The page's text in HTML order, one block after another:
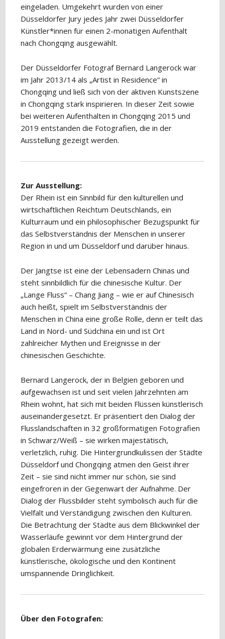
eingeladen. Umgekehrt wurden von einer
Düsseldorfer Jury jedes Jahr zwei Düsseldorfer
Künstler*innen für einen 2-monatigen Aufenthalt
nach Chongqing ausgewählt.
Der Düsseldorfer Fotograf Bernard Langerock war
im Jahr 2013/14 als „Artist in Residence“ in
Chongqing und ließ sich von der aktiven Kunstszene
in Chongqing stark inspirieren. In dieser Zeit sowie
bei weiteren Aufenthalten in Chongqing 2015 und
2019 entstanden die Fotografien, die in der
Ausstellung gezeigt werden.
Zur Ausstellung:
Der Rhein ist ein Sinnbild für den kulturellen und
wirtschaftlichen Reichtum Deutschlands, ein
Kulturraum und ein philosophischer Bezugspunkt für
das Selbstverständnis der Menschen in unserer
Region in und um Düsseldorf und darüber hinaus.
Der Jangtse ist eine der Lebensadern Chinas und
steht sinnbildlich für die chinesische Kultur. Der
„Lange Fluss“ – Chang Jiang – wie er auf Chinesisch
auch heißt, spielt im Selbstverständnis der
Menschen in China eine große Rolle, denn er teilt das
Land in Nord- und Südchina ein und ist Ort
zahlreicher Mythen und Ereignisse in der
chinesischen Geschichte.
Bernard Langerock, der in Belgien geboren und
aufgewachsen ist und seit vielen Jahrzehnten am
Rhein wohnt, hat sich mit beiden Flüssen künstlerisch
auseinandergesetzt. Er präsentiert den Dialog der
Flusslandschaften in 32 großformatigen Fotografien
in Schwarz/Weiß – sie wirken majestätisch,
verletzlich, ruhig. Die Hintergrundkulissen der Städte
Düsseldorf und Chongqing atmen den Geist ihrer
Zeit – sie sind nicht immer nur schön, sie sind
eingefroren in der Gegenwart der Aufnahme. Der
Dialog der Flussbilder steht symbolisch auch für die
Vielfalt und Verständigung zwischen den Kulturen.
Die Betrachtung der Städte aus dem Blickwinkel der
Wasserläufe gewinnt vor dem Hintergrund der
globalen Erderwärmung eine zusätzliche
künstlerische, ökologische und den Kontinent
umspannende Dringlichkeit.
Über den Fotografen: